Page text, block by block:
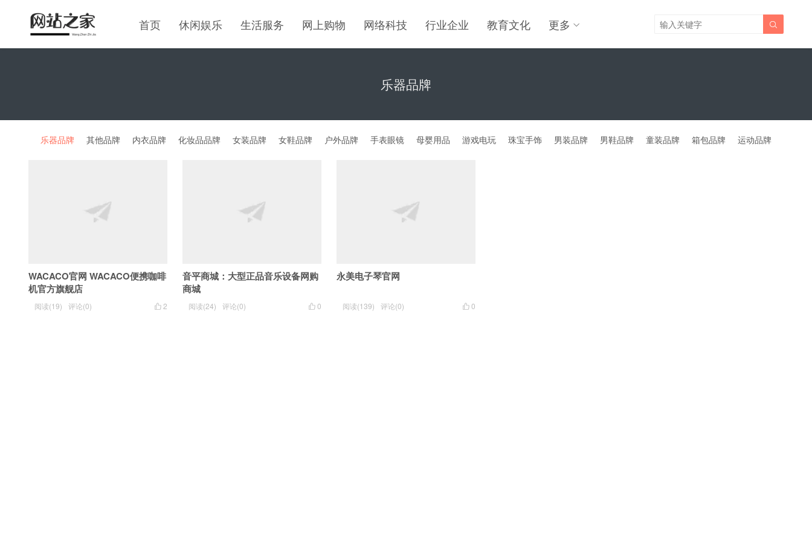
首页 休闲娱乐 生活服务 网上购物 网络科技 行业企业 教育文化 更多 
乐器品牌
乐器品牌 其他品牌 内衣品牌 化妆品品牌 女装品牌 女鞋品牌 户外品牌 手表眼镜 母婴用品 游戏电玩 珠宝手饰 男装品牌 男鞋品牌 童装品牌 箱包品牌 运动品牌
WACACO官网 WACACO便携咖啡
机官方旗舰店
 2
阅读(19) 评论(0)
音平商城：大型正品音乐设备网购
商城
 0
阅读(24) 评论(0)
永美电子琴官网
 0
阅读(139) 评论(0)